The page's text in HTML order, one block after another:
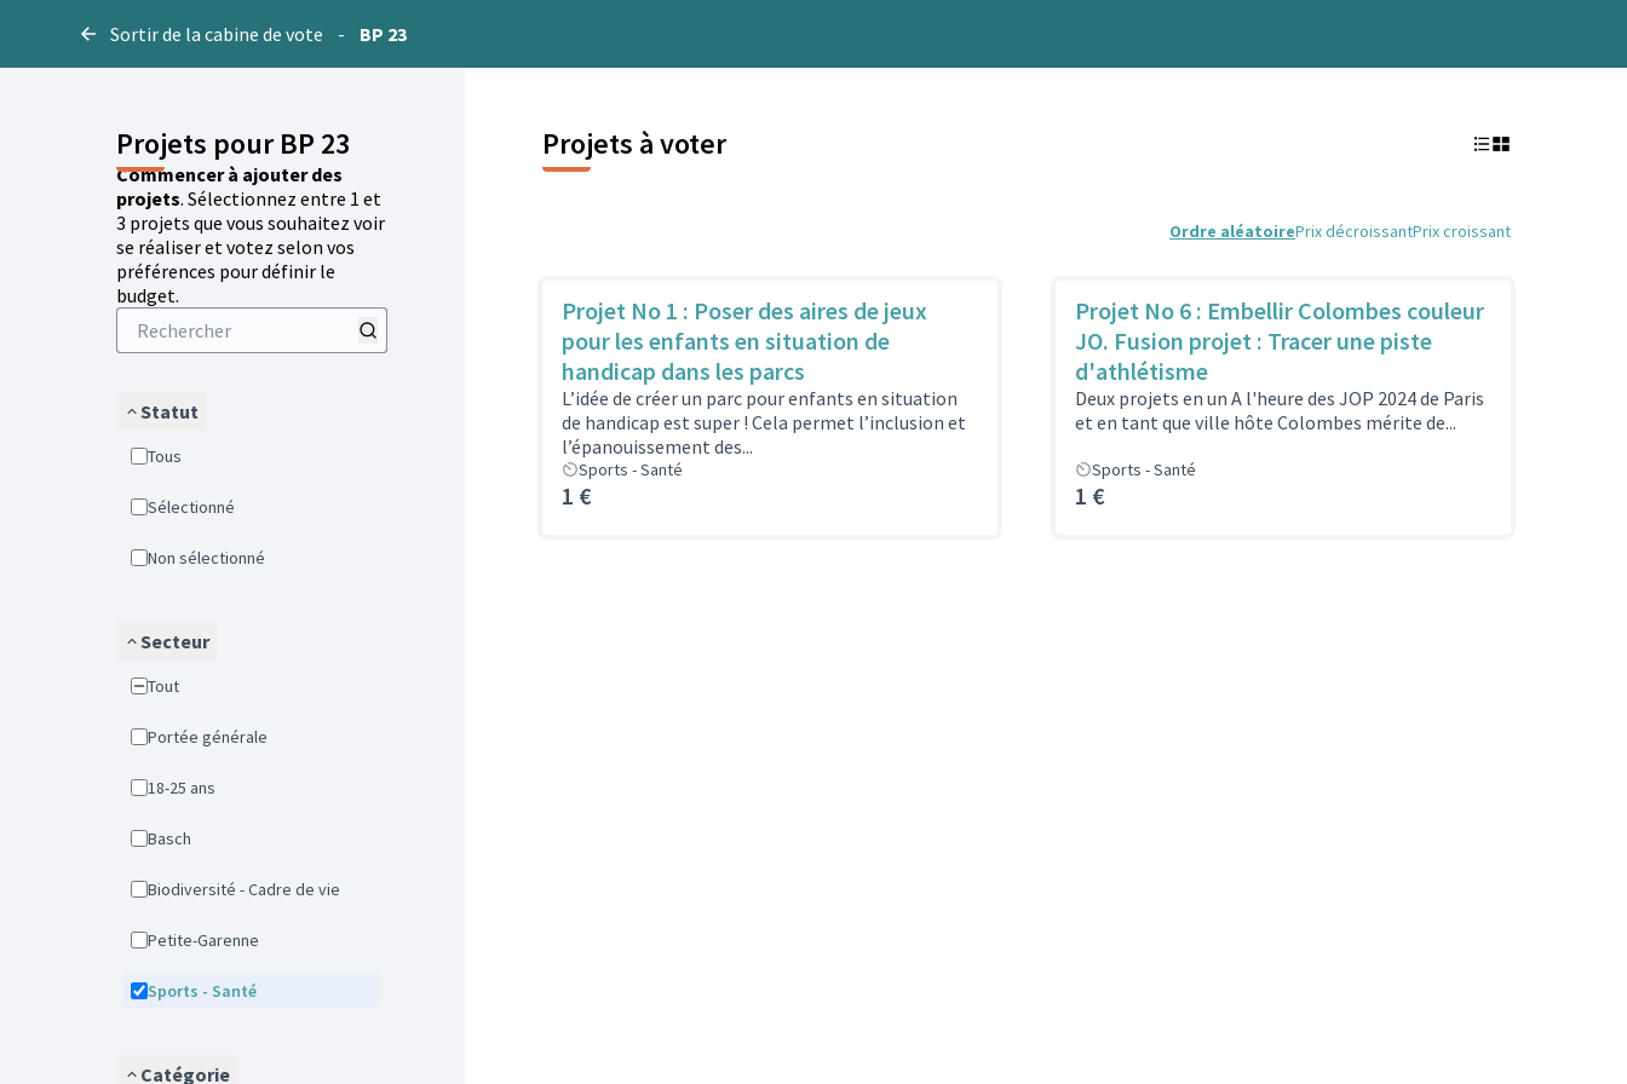
Sortir de la cabine de vote - BP 23
Projets pour BP 23
Commencer à ajouter des
projets. Sélectionnez entre 1 et
3 projets que vous souhaitez voir
se réaliser et votez selon vos
préférences pour définir le
budget.
Statut
Tous
Sélectionné
Non sélectionné
Secteur
Tout
Portée générale
18-25 ans
Basch
Biodiversité - Cadre de vie
Petite-Garenne
Sports - Santé
Catégorie
Projets à voter
Ordre aléatoirePrix décroissantPrix croissant
Projet No 1 : Poser des aires de jeux
pour les enfants en situation de
handicap dans les parcs
L’idée de créer un parc pour enfants en situation
de handicap est super ! Cela permet l’inclusion et
l’épanouissement des...
Sports - Santé
1 €
Projet No 6 : Embellir Colombes couleur
JO. Fusion projet : Tracer une piste
d'athlétisme
Deux projets en un A l'heure des JOP 2024 de Paris
et en tant que ville hôte Colombes mérite de...
Sports - Santé
1 €